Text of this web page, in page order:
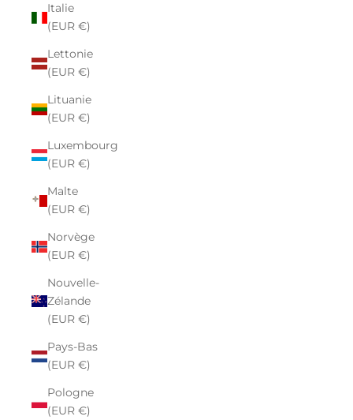
Italie
(EUR €)
Lettonie
(EUR €)
Lituanie
(EUR €)
Luxembourg
(EUR €)
Malte
(EUR €)
Norvège
(EUR €)
Nouvelle-
Zélande
(EUR €)
Pays-Bas
(EUR €)
Pologne
(EUR €)